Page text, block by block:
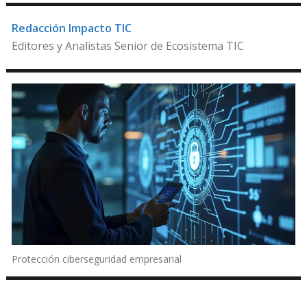
Redacción Impacto TIC
Editores y Analistas Senior de Ecosistema TIC
Protección ciberseguridad empresarial